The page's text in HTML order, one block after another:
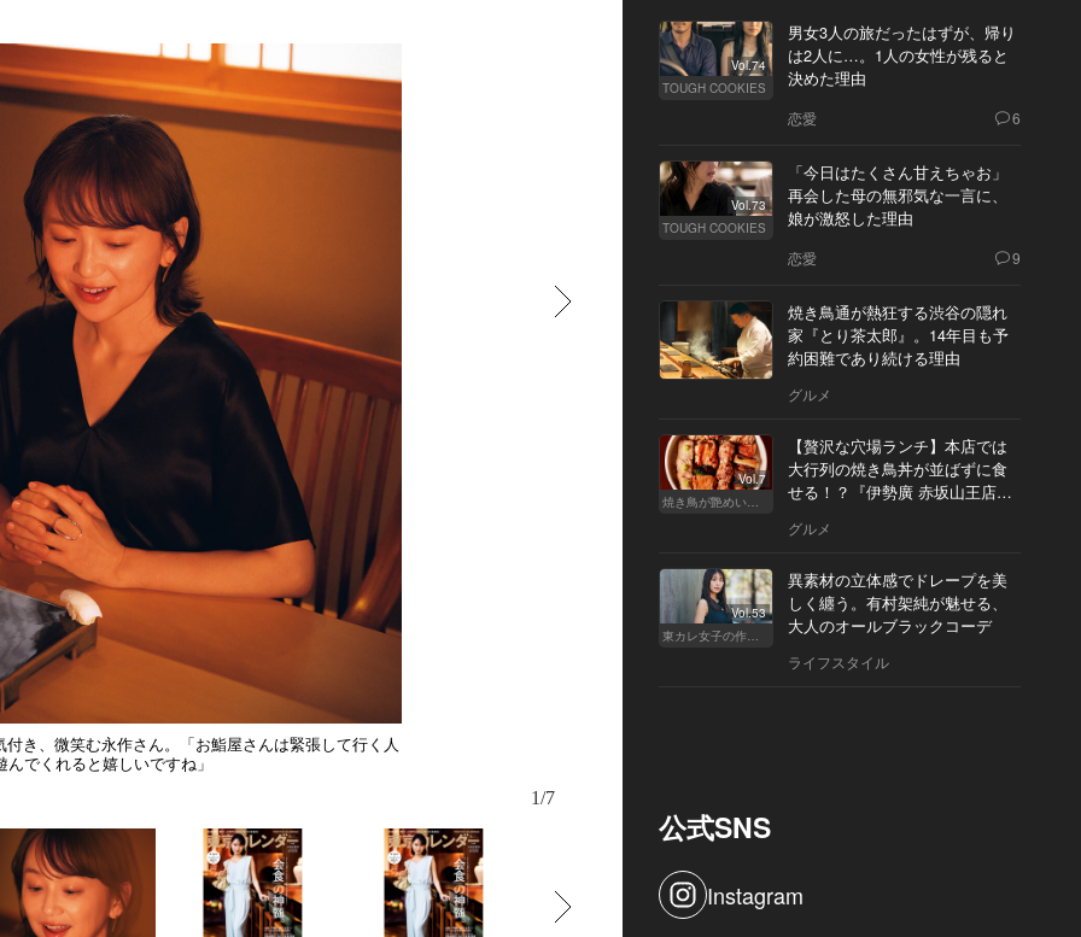
き、微笑む永作さん。「お鮨屋さんは緊張して行く人
でくれると嬉しいですね」
な点まで見て、プロの技に感心していた
1/7
Vol.74
TOUGH COOKIES
男女3人の旅だったはずが、帰り
は2人に…。1人の女性が残ると
決めた理由
恋愛 6
Vol.73
TOUGH COOKIES
「今日はたくさん甘えちゃお」
再会した母の無邪気な一言に、
娘が激怒した理由
恋愛 9
焼き鳥通が熱狂する渋谷の隠れ
家『とり茶太郎』。14年目も予
約困難であり続ける理由
グルメ
Vol.7
焼き鳥が艶めいてきた
【贅沢な穴場ランチ】本店では
大行列の焼き鳥丼が並ばずに食
せる！？『伊勢廣 赤坂山王店』
グルメ
Vol.53
東カレ女子の作り方
異素材の立体感でドレープを美
しく纏う。有村架純が魅せる、
大人のオールブラックコーデ
ライフスタイル
公式SNS
Instagram